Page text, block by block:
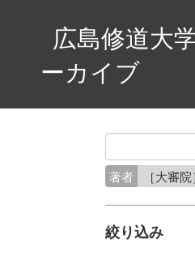
広島修道大
ーカイブ
著者 ［大審
絞り込み